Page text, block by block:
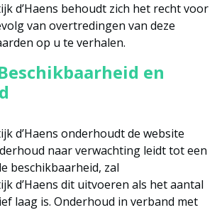
d’Haens behoudt zich het recht voor
van overtredingen van deze
op u te verhalen.
en
d’Haens onderhoudt de website
naar verwachting leidt tot een
beschikbaarheid, zal
d’Haens dit uitvoeren als het aantal
laag is. Onderhoud in verband met